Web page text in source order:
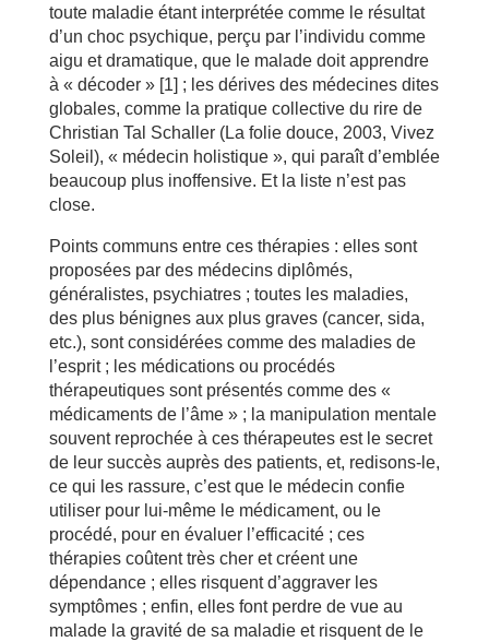
toute maladie étant interprétée comme le résultat
d’un choc psychique, perçu par l’individu comme
aigu et dramatique, que le malade doit apprendre
à « décoder » [1] ; les dérives des médecines dites
globales, comme la pratique collective du rire de
Christian Tal Schaller (La folie douce, 2003, Vivez
Soleil), « médecin holistique », qui paraît d’emblée
beaucoup plus inoffensive. Et la liste n’est pas
close.
Points communs entre ces thérapies : elles sont
proposées par des médecins diplômés,
généralistes, psychiatres ; toutes les maladies,
des plus bénignes aux plus graves (cancer, sida,
etc.), sont considérées comme des maladies de
l’esprit ; les médications ou procédés
thérapeutiques sont présentés comme des «
médicaments de l’âme » ; la manipulation mentale
souvent reprochée à ces thérapeutes est le secret
de leur succès auprès des patients, et, redisons-le,
ce qui les rassure, c’est que le médecin confie
utiliser pour lui-même le médicament, ou le
procédé, pour en évaluer l’efficacité ; ces
thérapies coûtent très cher et créent une
dépendance ; elles risquent d’aggraver les
symptômes ; enfin, elles font perdre de vue au
malade la gravité de sa maladie et risquent de le